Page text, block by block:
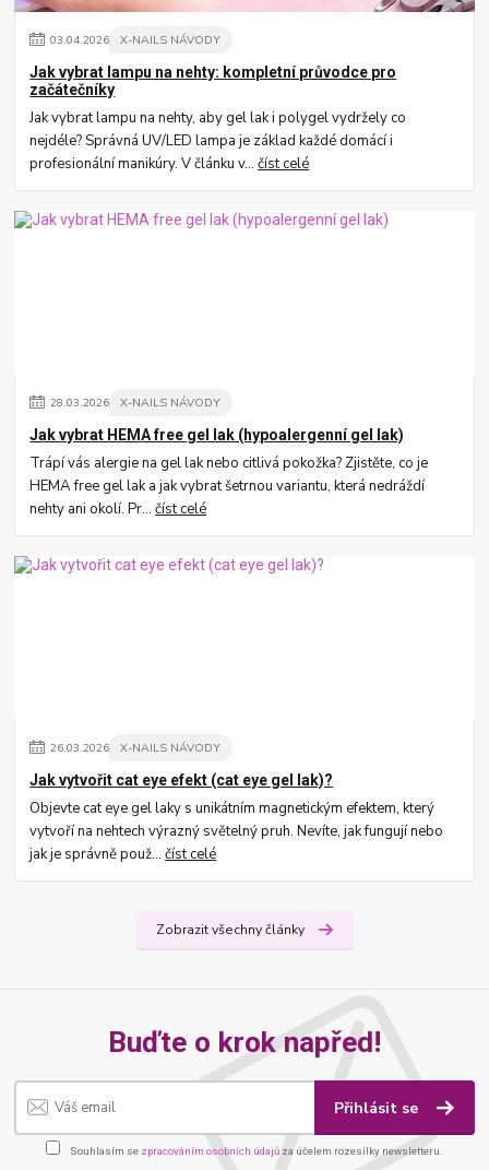
03.04.2026 X-NAILS NÁVODY
Jak vybrat lampu na nehty: kompletní průvodce pro
začátečníky
Jak vybrat lampu na nehty, aby gel lak i polygel vydržely co
nejdéle? Správná UV/LED lampa je základ každé domácí i
profesionální manikúry. V článku v...číst celé
28.03.2026 X-NAILS NÁVODY
Jak vybrat HEMA free gel lak (hypoalergenní gel lak)
Trápí vás alergie na gel lak nebo citlivá pokožka? Zjistěte, co je
HEMA free gel lak a jak vybrat šetrnou variantu, která nedráždí
nehty ani okolí. Pr...číst celé
26.03.2026 X-NAILS NÁVODY
Jak vytvořit cat eye efekt (cat eye gel lak)?
Objevte cat eye gel laky s unikátním magnetickým efektem, který
vytvoří na nehtech výrazný světelný pruh. Nevíte, jak fungují nebo
jak je správně použ...číst celé
Zobrazit všechny články
Buďte o krok napřed!
Přihlásit se
Souhlasím se zpracováním osobních údajů za účelem rozesílky newsletteru.